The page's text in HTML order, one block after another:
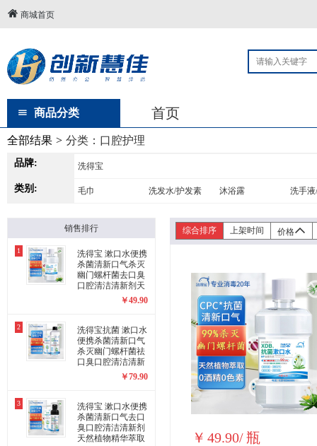
商城首页
商品分类 首页
全部结果 > 分类： 口腔护理
品牌: 洗得宝
类别: 毛巾 洗发水/护发素 沐浴露 洗手
销售排行
1
洗得宝 漱口水便携
杀菌清新口气杀灭
幽门螺杆菌去口臭
口腔清洁清新剂天
然植物精华萃取
￥49.90
2
洗得宝抗菌 漱口水
便携杀菌清新口气
杀灭幽门螺杆菌祛
口臭口腔清洁清新
剂天然植物精华萃
￥79.90
3
洗得宝 漱口水便携
杀菌清新口气去口
臭口腔清洁清新剂
天然植物精华萃取
综合排序 上架时间 价格
￥ 49.90/瓶